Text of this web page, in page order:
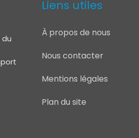
Liens utiles
À propos de nous
Nous contacter
Mentions légales
Plan du site